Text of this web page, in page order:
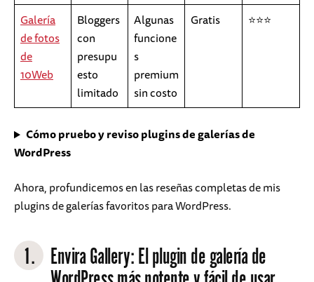
Galería
de fotos
de
10Web
Bloggers
con
presupu
esto
limitado
Algunas
funcione
s
premium
sin costo
Gratis ⭐⭐⭐
Cómo pruebo y reviso plugins de galerías de
WordPress
Ahora, profundicemos en las reseñas completas de mis
plugins de galerías favoritos para WordPress.
1. Envira Gallery: El plugin de galería de